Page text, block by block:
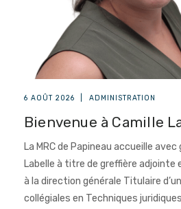
6 AOÛT 2026 ADMINISTRATION
Bienvenue à Camille
La MRC de Papineau accueille
Labelle à titre de greffière adjointe
à la direction générale Titulaire
collégiales en Techniques juridiques